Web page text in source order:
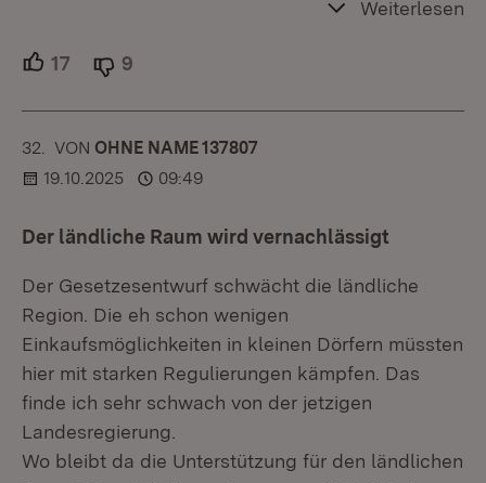
Weiterlesen
17 Unterstützer.
9
32. KOMMENTAR
VON :OHNE NAME 137807
19.10.2025
09:49
Der ländliche Raum wird vernachlässigt
Der Gesetzesentwurf schwächt die ländliche
Region. Die eh schon wenigen
Einkaufsmöglichkeiten in kleinen Dörfern müssten
hier mit starken Regulierungen kämpfen. Das
finde ich sehr schwach von der jetzigen
Landesregierung.
Wo bleibt da die Unterstützung für den ländlichen